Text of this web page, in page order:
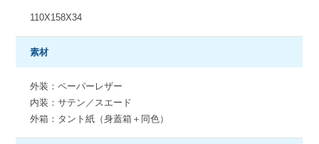
110X158X34
素材
外装：ペーパーレザー
内装：サテン／スエード
外箱：タント紙（身蓋箱＋同色）